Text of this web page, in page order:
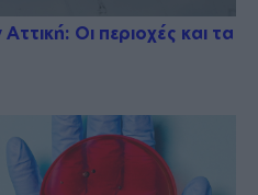
Οι περιοχές και τα